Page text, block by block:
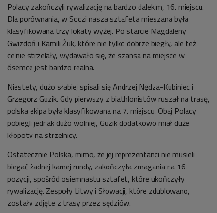
Polacy zakończyli rywalizację na bardzo dalekim, 16. miejscu.
Dla porównania, w Soczi nasza sztafeta mieszana była
klasyfikowana trzy lokaty wyżej. Po starcie Magdaleny
Gwizdoń i Kamili Żuk, które nie tylko dobrze biegły, ale też
celnie strzelały, wydawało się, że szansa na miejsce w
ósemce jest bardzo realna.
Niestety, dużo słabiej spisali się Andrzej Nędza-Kubiniec i
Grzegorz Guzik. Gdy pierwszy z biathlonistów ruszał na trasę,
polska ekipa była klasyfikowana na 7. miejscu. Obaj Polacy
pobiegli jednak dużo wolniej, Guzik dodatkowo miał duże
kłopoty na strzelnicy.
Ostatecznie Polska, mimo, że jej reprezentanci nie musieli
biegać żadnej karnej rundy, zakończyła zmagania na 16.
pozycji, spośród osiemnastu sztafet, które ukończyły
rywalizację. Zespoły Litwy i Słowacji, które zdublowano,
zostały zdjęte z trasy przez sędziów.